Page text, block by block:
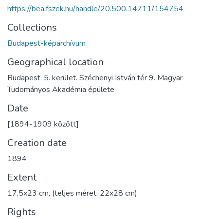
https://bea.fszek.hu/handle/20.500.14711/154754
Collections
Budapest-képarchívum
Geographical location
Budapest. 5. kerület. Széchenyi István tér 9. Magyar
Tudományos Akadémia épülete
Date
[1894-1909 között]
Creation date
1894
Extent
17,5x23 cm, (teljes méret: 22x28 cm)
Rights